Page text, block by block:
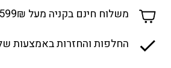
משלוח חינם בקניה מעל 599₪
החלפות והחזרות באמצעות